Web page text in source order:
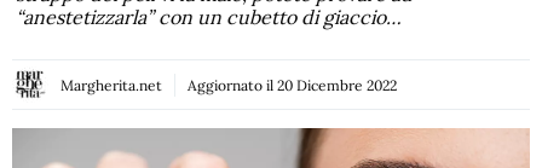
“anestetizzarla” con un cubetto di giaccio…
Margherita.net Aggiornato il 20 Dicembre 2022